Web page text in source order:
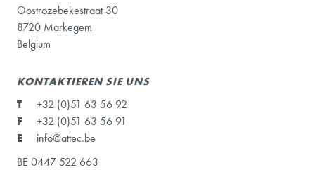
Oostrozebekestraat 30
8720 Markegem
Belgium
KONTAKTIEREN SIE UNS
T
+32 (0)51 63 56 92
F
+32 (0)51 63 56 91
E
info@attec.be
BE 0447 522 663